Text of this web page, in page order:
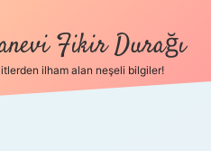
Fikir Durağı
ilham alan neşeli bilgiler!